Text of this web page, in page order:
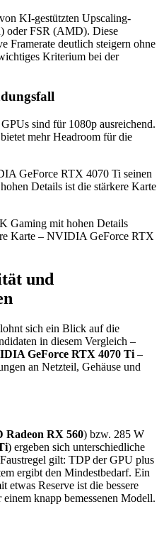
KI-gestützten Upscaling-
oder FSR (AMD). Diese
Framerate deutlich steigern ohne
Kriterium bei der
sind für 1080p ausreichend.
mehr Headroom für die
GeForce RTX 4070 Ti seinen
Details ist die stärkere Karte
Gaming mit hohen Details
Karte – NVIDIA GeForce RTX
und
sich ein Blick auf die
in diesem Vergleich –
GeForce RTX 4070 Ti –
an Netzteil, Gehäuse und
Radeon RX 560) bzw. 285 W
) ergeben sich unterschiedliche
gilt: TDP der GPU plus
ergibt den Mindestbedarf. Ein
etwas Reserve ist die bessere
knapp bemessenen Modell.